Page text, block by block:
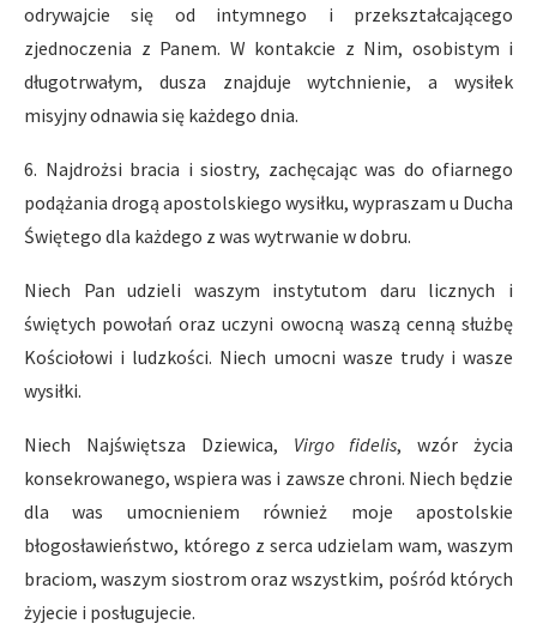
odrywajcie się od intymnego i przekształcającego
zjednoczenia z Panem. W kontakcie z Nim, osobistym i
długotrwałym, dusza znajduje wytchnienie, a wysiłek
misyjny odnawia się każdego dnia.
6. Najdrożsi bracia i siostry, zachęcając was do ofiarnego
podążania drogą apostolskiego wysiłku, wypraszam u Ducha
Świętego dla każdego z was wytrwanie w dobru.
Niech Pan udzieli waszym instytutom daru licznych i
świętych powołań oraz uczyni owocną waszą cenną służbę
Kościołowi i ludzkości. Niech umocni wasze trudy i wasze
wysiłki.
Niech Najświętsza Dziewica, Virgo fidelis, wzór życia
konsekrowanego, wspiera was i zawsze chroni. Niech będzie
dla was umocnieniem również moje apostolskie
błogosławieństwo, którego z serca udzielam wam, waszym
braciom, waszym siostrom oraz wszystkim, pośród których
żyjecie i posługujecie.